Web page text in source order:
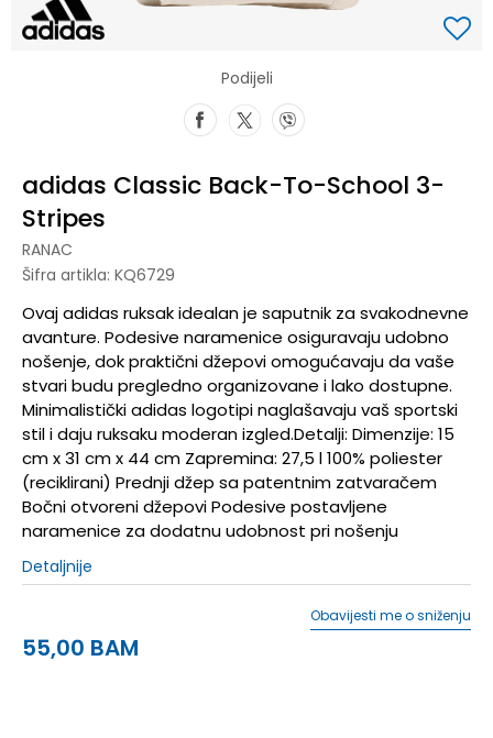
Podijeli
adidas Classic Back-To-School 3-
Stripes
RANAC
Šifra artikla: KQ6729
Ovaj adidas ruksak idealan je saputnik za svakodnevne
avanture. Podesive naramenice osiguravaju udobno
nošenje, dok praktični džepovi omogućavaju da vaše
stvari budu pregledno organizovane i lako dostupne.
Minimalistički adidas logotipi naglašavaju vaš sportski
stil i daju ruksaku moderan izgled.Detalji: Dimenzije: 15
cm x 31 cm x 44 cm Zapremina: 27,5 l 100% poliester
(reciklirani) Prednji džep sa patentnim zatvaračem
Bočni otvoreni džepovi Podesive postavljene
naramenice za dodatnu udobnost pri nošenju
Detaljnije
55,00 BAM
Obavijesti me o sniženju